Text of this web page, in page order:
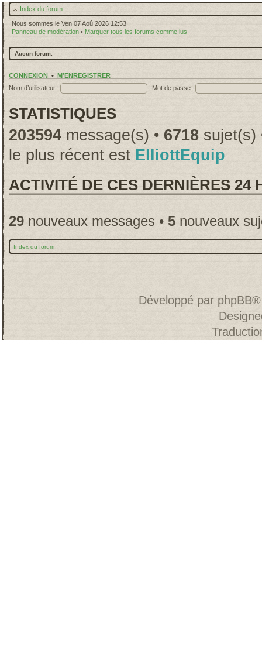
Index du forum
Nous sommes le Ven 07 Aoû 2026 12:53
Panneau de modération • Marquer tous les forums comme lus
Aucun forum.
CONNEXION • M’ENREGISTRER
Nom d’utilisateur:
Mot de passe:
STATISTIQUES
203594 message(s) • 6718 sujet(s)
le plus récent est ElliottEquip
ACTIVITÉ DE CES DERNIÈRES 24
29 nouveaux messages • 5 nouveaux
Index du forum
Développé par phpBB®